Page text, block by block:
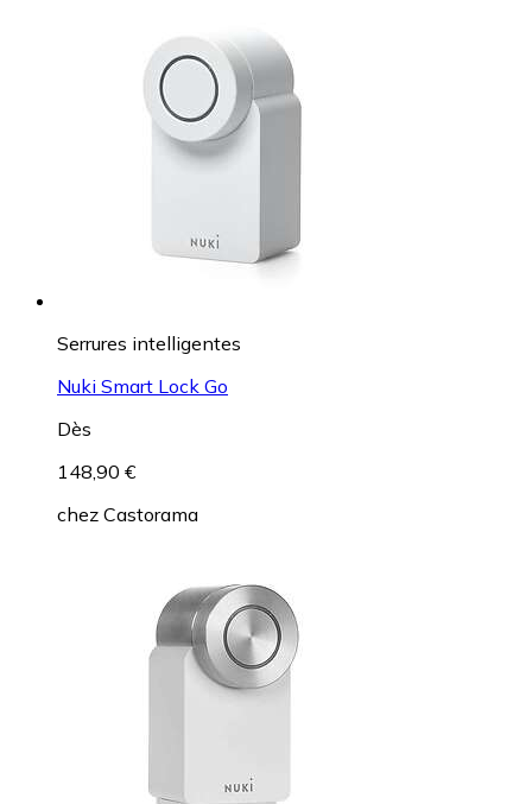
Serrures intelligentes
Nuki Smart Lock Go
Dès
148,90 €
chez Castorama